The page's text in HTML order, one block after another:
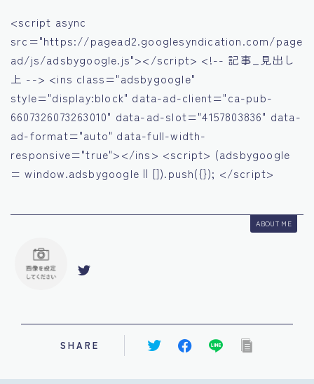
<script async
src="https://pagead2.googlesyndication.com/page
ad/js/adsbygoogle.js"></script> <!-- 記事_見出し
上 --> <ins class="adsbygoogle"
style="display:block" data-ad-client="ca-pub-
6607326073263010" data-ad-slot="4157803836" data-
ad-format="auto" data-full-width-
responsive="true"></ins> <script> (adsbygoogle
= window.adsbygoogle || []).push({}); </script>
ABOUT ME
SHARE